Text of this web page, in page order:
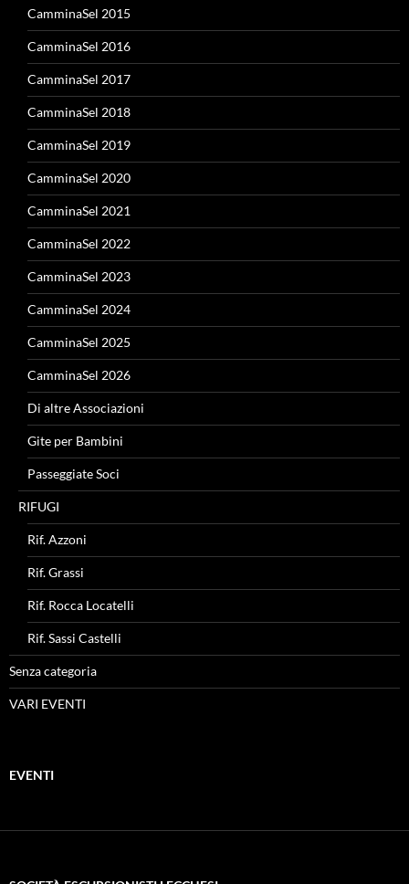
CamminaSel 2015
CamminaSel 2016
CamminaSel 2017
CamminaSel 2018
CamminaSel 2019
CamminaSel 2020
CamminaSel 2021
CamminaSel 2022
CamminaSel 2023
CamminaSel 2024
CamminaSel 2025
CamminaSel 2026
Di altre Associazioni
Gite per Bambini
Passeggiate Soci
RIFUGI
Rif. Azzoni
Rif. Grassi
Rif. Rocca Locatelli
Rif. Sassi Castelli
Senza categoria
VARI EVENTI
EVENTI